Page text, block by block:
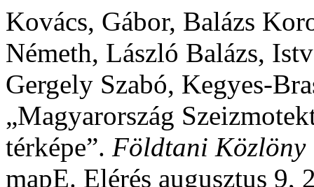
Kovács, Gábor, Balázs
Németh, László Balázs,
Gergely Szabó, Kegyes-
„Magyarország
térképe”. Földtani Közlöny
mapE. Elérés augusztus 9,